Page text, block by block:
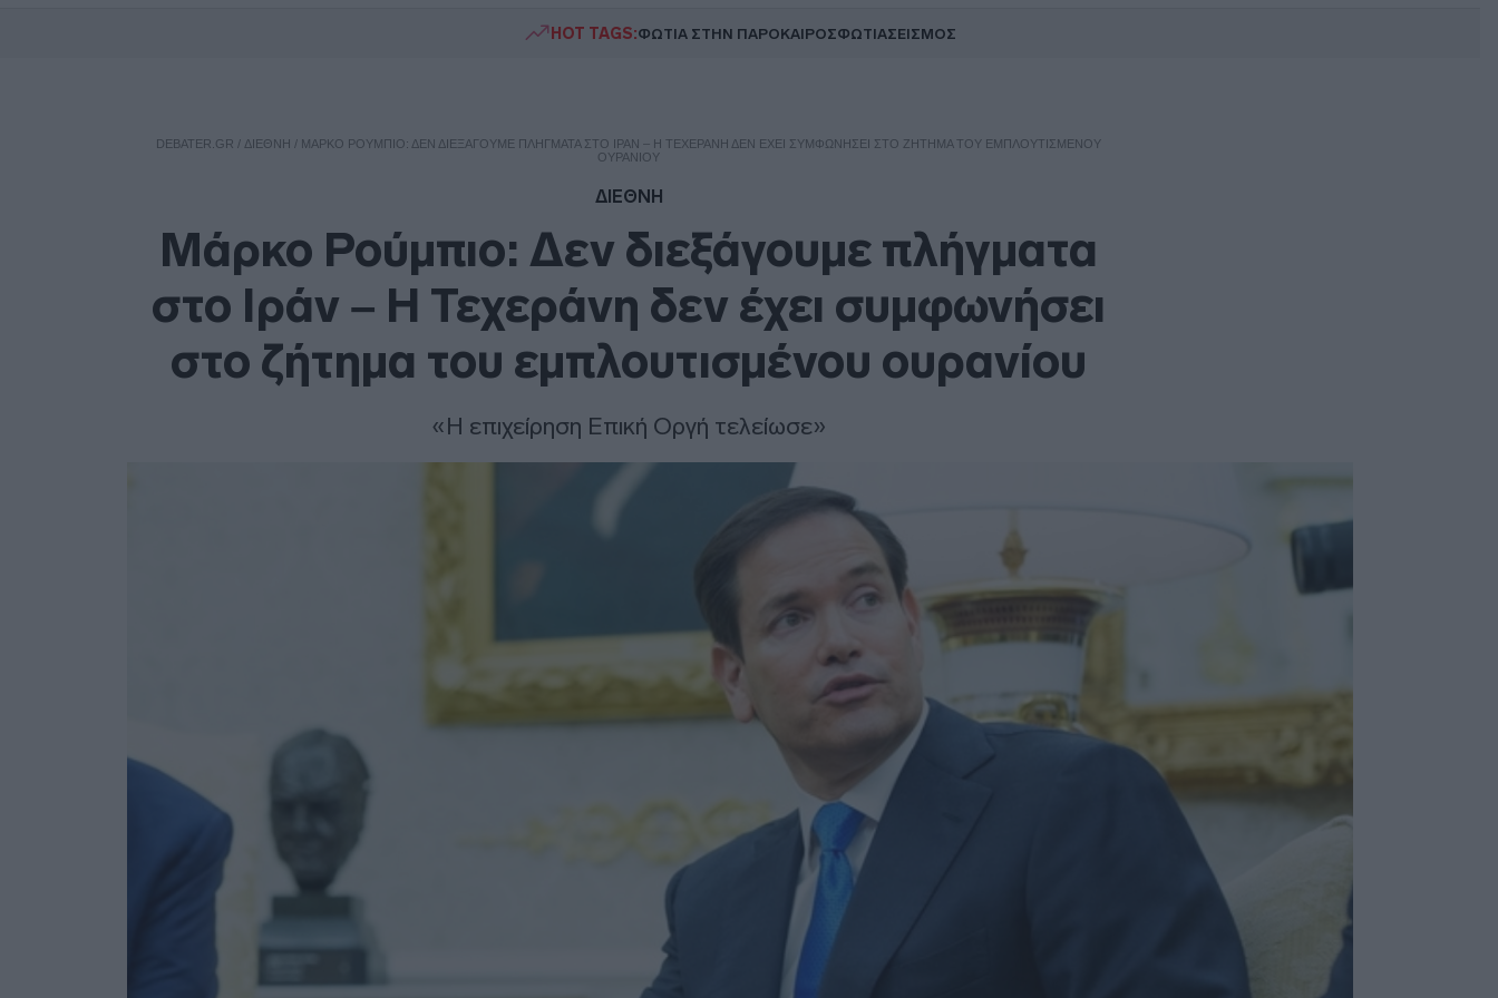
HOT TAGS:ΦΩΤΙΑ ΣΤΗΝ ΠΑΡΟΚΑΙΡΟΣΦΩΤΙΑΣΕΙΣΜΟΣ
DEBATER.GR / ΔΙΕΘΝΗ / ΜΆΡΚΟ ΡΟΎΜΠΙΟ: ΔΕΝ ΔΙΕΞΆΓΟΥΜΕ ΠΛΉΓΜΑΤΑ ΣΤΟ ΙΡΆΝ – Η ΤΕΧΕΡΆΝΗ ΔΕΝ ΈΧΕΙ ΣΥΜΦΩΝΉΣΕΙ ΣΤΟ ΖΉΤΗΜΑ ΤΟΥ ΕΜΠΛΟΥΤΙΣΜΈΝΟΥ
ΟΥΡΑΝΊΟΥ
ΔΙΕΘΝΗ
Μάρκο Ρούμπιο: Δεν διεξάγουμε πλήγματα
στο Ιράν – Η Τεχεράνη δεν έχει συμφωνήσει
στο ζήτημα του εμπλουτισμένου ουρανίου
«Η επιχείρηση Επική Οργή τελείωσε»